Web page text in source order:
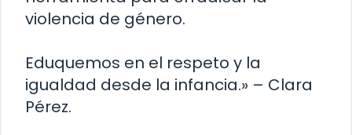
violencia de género.
Eduquemos en el respeto y la
igualdad desde la infancia.» – Clara
Pérez.